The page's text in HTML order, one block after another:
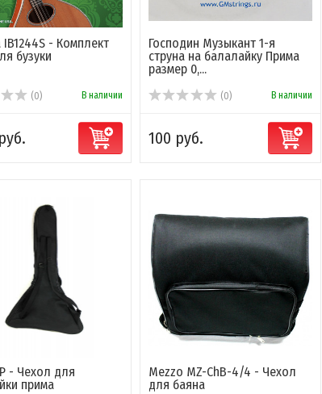
IB1244S - Комплект
бузуки
(0) В наличии
Господин Музыкант 1-я
струна на балалайку Прима
размер 0,...
(0) В наличии
100 руб.
- Чехол для
прима
Mezzo MZ-ChB-4/4 - Чехол
для баяна